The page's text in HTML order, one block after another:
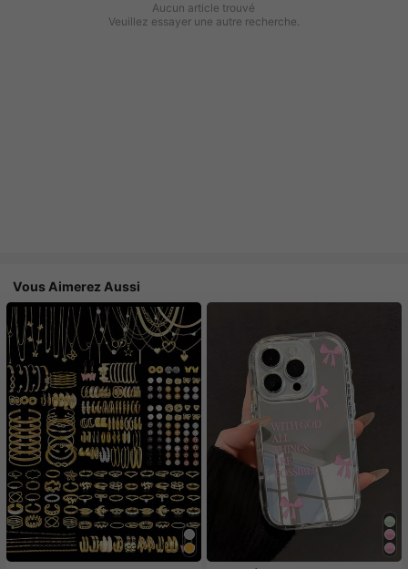
Aucun article trouvé
Veuillez essayer une autre recherche.
Vous Aimerez Aussi